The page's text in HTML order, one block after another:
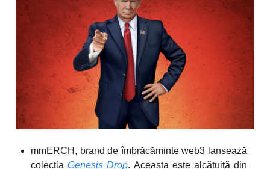
mmERCH, brand de îmbrăcăminte web3 lansează
colecțiaGenesis Drop. Aceasta este alcătuită din